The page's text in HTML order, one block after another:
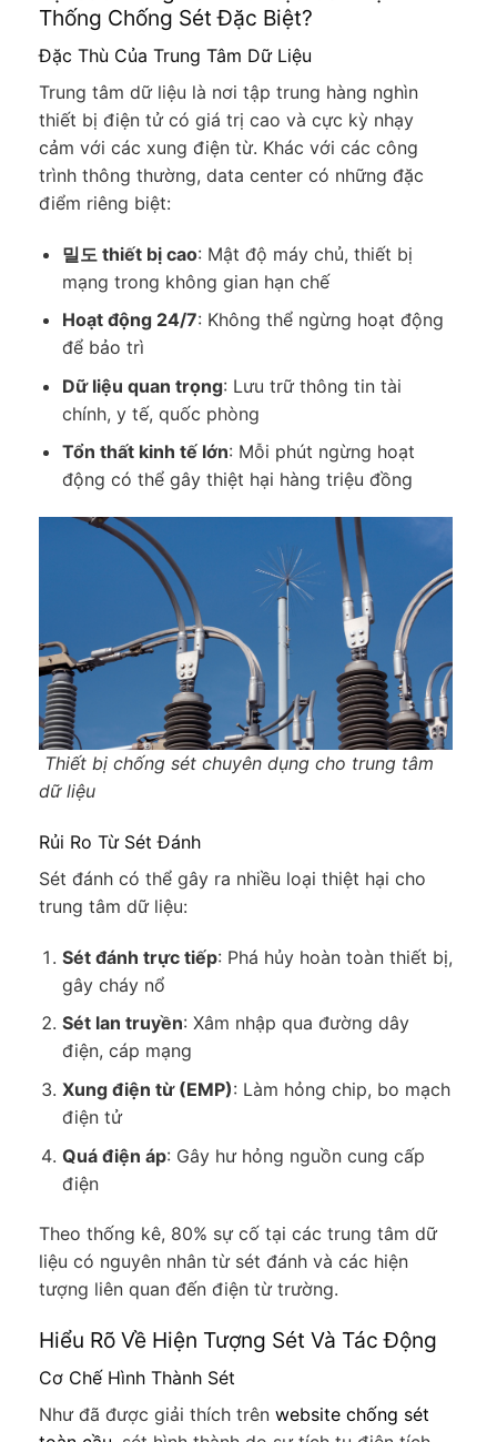
Thống Chống Sét Đặc Biệt?
Đặc Thù Của Trung Tâm Dữ Liệu
Trung tâm dữ liệu là nơi tập trung hàng nghìn
thiết bị điện tử có giá trị cao và cực kỳ nhạy
cảm với các xung điện từ. Khác với các công
trình thông thường, data center có những đặc
điểm riêng biệt:
밀도 thiết bị cao: Mật độ máy chủ, thiết bị
mạng trong không gian hạn chế
Hoạt động 24/7: Không thể ngừng hoạt động
để bảo trì
Dữ liệu quan trọng: Lưu trữ thông tin tài
chính, y tế, quốc phòng
Tổn thất kinh tế lớn: Mỗi phút ngừng hoạt
động có thể gây thiệt hại hàng triệu đồng
Thiết bị chống sét chuyên dụng cho trung tâm
dữ liệu
Rủi Ro Từ Sét Đánh
Sét đánh có thể gây ra nhiều loại thiệt hại cho
trung tâm dữ liệu:
Sét đánh trực tiếp: Phá hủy hoàn toàn thiết bị,
gây cháy nổ
Sét lan truyền: Xâm nhập qua đường dây
điện, cáp mạng
Xung điện từ (EMP): Làm hỏng chip, bo mạch
điện tử
Quá điện áp: Gây hư hỏng nguồn cung cấp
điện
Theo thống kê, 80% sự cố tại các trung tâm dữ
liệu có nguyên nhân từ sét đánh và các hiện
tượng liên quan đến điện từ trường.
Hiểu Rõ Về Hiện Tượng Sét Và Tác Động
Cơ Chế Hình Thành Sét
Như đã được giải thích trên website chống sét